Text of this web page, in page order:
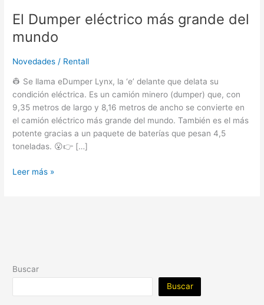
El Dumper eléctrico más grande del
mundo
Novedades / Rentall
👷 Se llama eDumper Lynx, la ‘e’ delante que delata su
condición eléctrica. Es un camión minero (dumper) que, con
9,35 metros de largo y 8,16 metros de ancho se convierte en
el camión eléctrico más grande del mundo. También es el más
potente gracias a un paquete de baterías que pesan 4,5
toneladas. 😮👉 […]
Leer más »
Buscar
Buscar